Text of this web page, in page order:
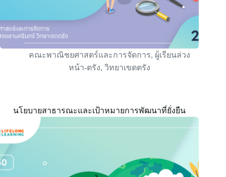
คณะพาณิชยศาสตร์และการจัดการ, ผู้เรียนล่วง
หน้า-ตรัง,วิทยาเขตตรัง
นโยบายสาธารณะและเป้าหมายการพัฒนาที่ยั่งยืน